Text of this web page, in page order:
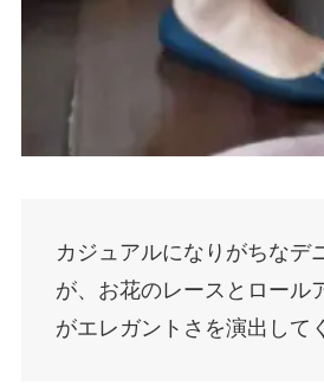
カジュアルになりがちなデ
が、お花のレースとロール
がエレガントさを演出して